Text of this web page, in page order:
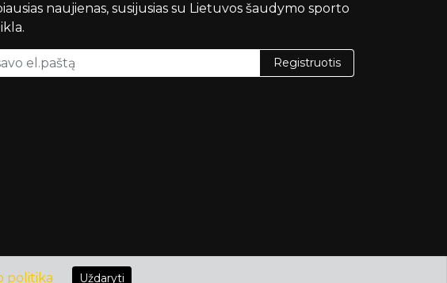
naujienas, susijusias su Lietuvos šaudymo sporto
Registruotis
politika Uždaryti